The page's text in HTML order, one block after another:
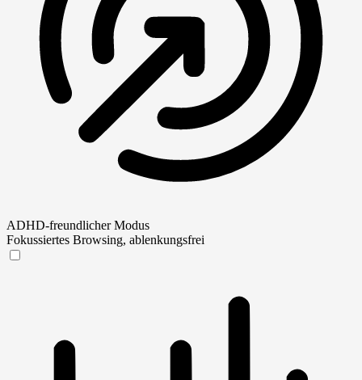
ADHD-freundlicher Modus
Fokussiertes Browsing, ablenkungsfrei